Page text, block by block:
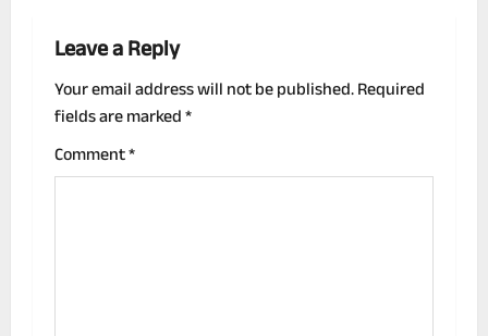
n
a
v
i
Leave a Reply
Your email address will not be published.Required
fields are marked*
Comment*